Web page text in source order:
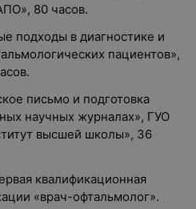
80 часов.
подходы в диагностике и
пациентов»,
письмо и подготовка
научных журналах», ГУО
высшей школы», 36
квалификационная
«врач-офтальмолог».